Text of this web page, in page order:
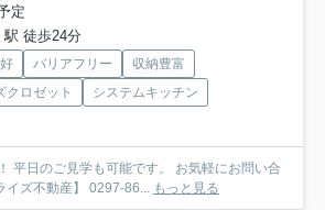
定
駅 徒歩24分
バリアフリー
収納豊富
クロゼット
システムキッチン
平日のご見学も可能です。 お気軽にお問い合
い♪ 【リアライズ不動産】 0297-86...
もっと見る